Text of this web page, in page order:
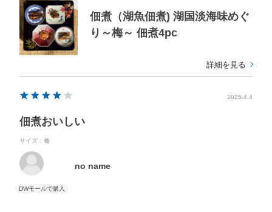
佃煮（湖魚佃煮) 湖国淡海味めぐ
り～梅～ 佃煮4pc
詳細を見る
2025.4.4
佃煮おいしい
サイズ：梅
no name